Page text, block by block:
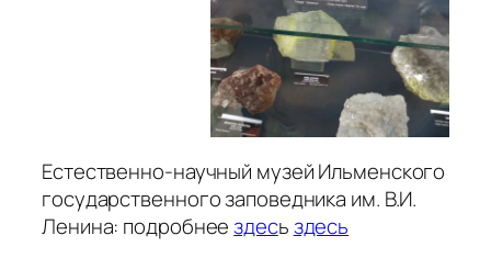
Естественно-научный музей Ильменского
государственного заповедника им. В.И.
Ленина: подробнеездесьздесь